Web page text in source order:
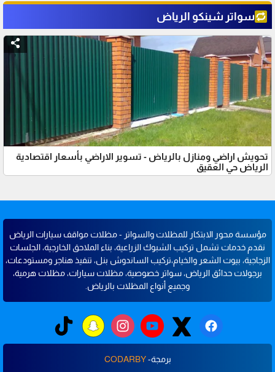
سواتر شينكو الرياض
تحويش اراضي ومنازل بالرياض - تسوير الاراضي بأسعار اقتصادية
الرياض حي العقيق
مؤسسة محور الابتكار للمظلات والسواتر - مظلات مواقف سيارات الرياض
نقدم خدمات تشمل تركيب الشبوك الزراعية، بناء الملاحق الخارجية، الجلسات
الزجاجية، بيوت الشعر والخيام،تركيب الساندوش بنل، تنفيذ هناجر ومستودعات،
برجولات حدائق الرياض، سواتر خصوصية، مظلات سيارات، مظلات هرمية،
وجميع أنواع المظلات بالرياض.
برمجة-CODARBY